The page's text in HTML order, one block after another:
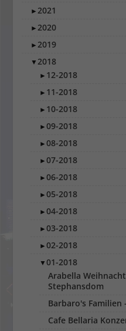
►2021
►2020
►2019
▼2018
► 12-2018
► 11-2018
► 10-2018
►09-2018
►08-2018
►07-2018
►06-2018
►05-2018
►04-2018
►03-2018
►02-2018
▼01-2018
Arabella
Stephansdom
Barbaro's Familien
Cafe Bellaria